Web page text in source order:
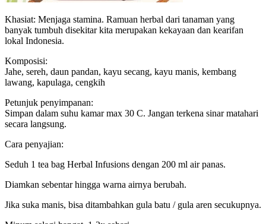
Khasiat: Menjaga stamina. Ramuan herbal dari tanaman yang
banyak tumbuh disekitar kita merupakan kekayaan dan kearifan
lokal Indonesia.
Komposisi:
Jahe, sereh, daun pandan, kayu secang, kayu manis, kembang
lawang, kapulaga, cengkih
Petunjuk penyimpanan:
Simpan dalam suhu kamar max 30 C. Jangan terkena sinar matahari
secara langsung.
Cara penyajian:
Seduh 1 tea bag Herbal Infusions dengan 200 ml air panas.
Diamkan sebentar hingga warna airnya berubah.
Jika suka manis, bisa ditambahkan gula batu / gula aren secukupnya.